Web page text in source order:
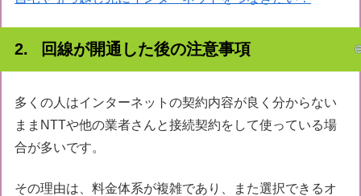
回線が開通した後の注意事項
多くの人はインターネットの契約内容が良く分からない
ままNTTや他の業者さんと接続契約をして使っている場
合が多いです。
その理由は、料金体系が複雑であり、また選択できるオ